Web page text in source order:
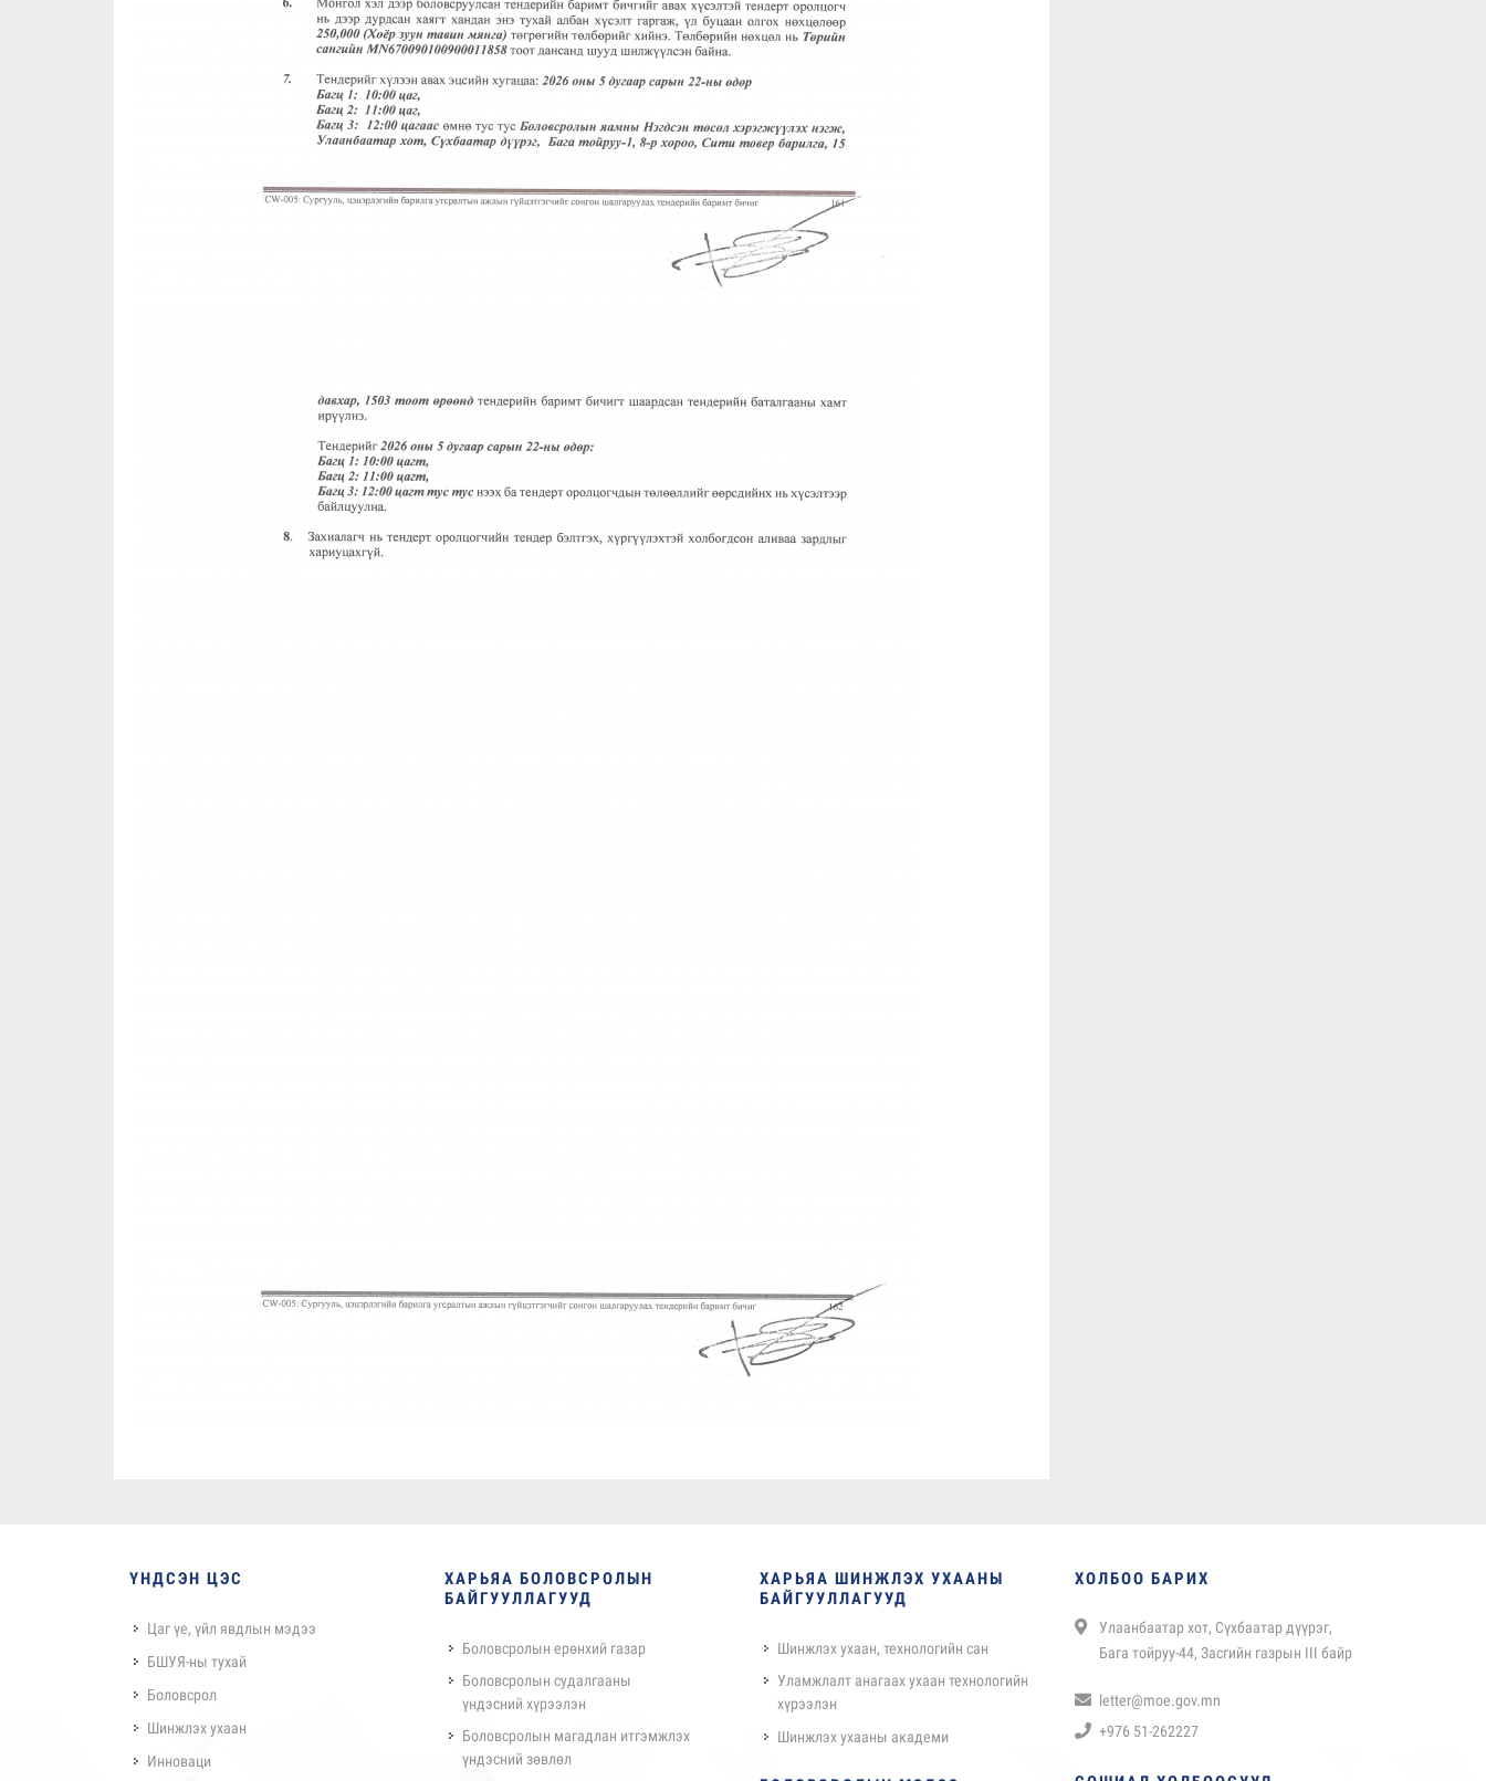
ҮНДСЭН ЦЭС
Цаг үе, үйл явдлын мэдээ
БШУЯ-ны тухай
Боловсрол
Шинжлэх ухаан
Инноваци
ХАРЬЯА БОЛОВСРОЛЫН
БАЙГУУЛЛАГУУД
Боловсролын ерөнхий газар
Боловсролын судалгааны
үндэсний хүрээлэн
Боловсролын магадлан итгэмжлэх
үндэсний зөвлөл
ХАРЬЯА ШИНЖЛЭХ УХААНЫ
БАЙГУУЛЛАГУУД
Шинжлэх ухаан, технологийн сан
Уламжлалт анагаах ухаан технологийн
хүрээлэн
Шинжлэх ухааны академи
ХОЛБОО БАРИХ
Улаанбаатар хот, Сүхбаатар дүүрэг,
Бага тойруу-44, Засгийн газрын III байр
letter@moe.gov.mn
+976 51-262227